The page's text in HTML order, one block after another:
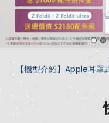
【機型介紹】Apple耳